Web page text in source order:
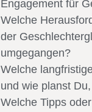
Engagement für
Welche
der
umgegangen?
Welche
und wie planst
Welche Tipps